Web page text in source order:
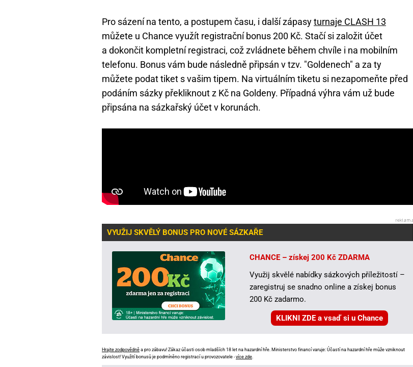
Pro sázení na tento, a postupem času, i další zápasyturnaje CLASH 13
můžete u Chance využít registrační bonus 200 Kč. Stačí si založit účet
a dokončit kompletní registraci, což zvládnete během chvíle i na mobilním
telefonu. Bonus vám bude následně připsán v tzv. "Goldenech" a za ty
můžete podat tiket s vašim tipem. Na virtuálním tiketu si nezapomeňte před
podáním sázky překliknout z Kč na Goldeny. Případná výhra vám už bude
připsána na sázkařský účet v korunách.
VYUŽIJ SKVĚLÝ BONUS PRO NOVÉ SÁZKAŘE
CHANCE – získej 200 Kč ZDARMA
Využij skvělé nabídky sázkových příležitostí –
zaregistruj se snadno online a získej bonus
200 Kč zadarmo.
KLIKNI ZDE a vsaď si u Chance
Hrajte zodpovědně a pro zábavu! Zákaz účasti osob mladších 18 let na hazardní hře. Ministerstvo financí varuje: Účastí na hazardní hře může vzniknout
závislost! Využití bonusů je podmíněno registrací u provozovatele -více zde.